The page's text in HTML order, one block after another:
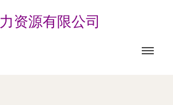
资源有限公司